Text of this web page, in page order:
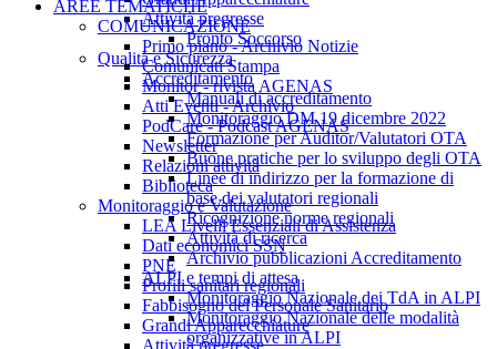
AREE TEMATICHE
COMUNICAZIONE
Primo piano - Archivio Notizie
Comunicati Stampa
Monitor - rivista AGENAS
Atti Eventi - Archivio
PodCare - Podcast AGENAS
Newsletter
Relazioni attività
Biblioteca
Monitoraggio e Valutazione
LEA Livelli Essenziali di Assistenza
Dati economici SSN
PNE
Profili sanitari regionali
Fabbisogno del Personale Sanitario
Grandi Apparecchiature
Attività pregresse
Attività pregresse
Pronto Soccorso
Qualità e Sicurezza
Accreditamento
Manuali di accreditamento
Monitoraggio DM 19 dicembre 2022
Formazione per Auditor/Valutatori OTA
Buone pratiche per lo sviluppo degli OTA
Linee di indirizzo per la formazione di
base dei valutatori regionali
Ricognizione norme regionali
Attività di ricerca
Archivio pubblicazioni Accreditamento
ALPI e tempi di attesa
Monitoraggio Nazionale dei TdA in ALPI
Monitoraggio Nazionale delle modalità
organizzative in ALPI